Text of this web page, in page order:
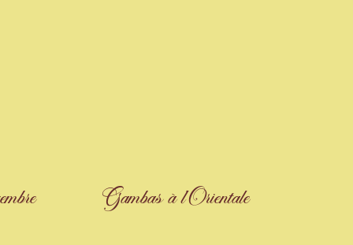
Gambas à l’Orientale